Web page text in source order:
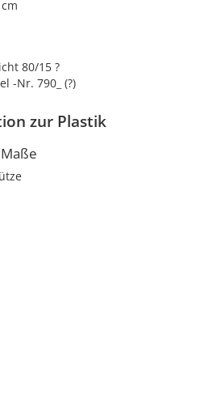
80/15 ?
-Nr. 790_ (?)
zur Plastik